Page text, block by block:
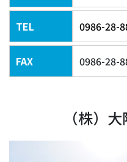
TEL 0986-28-
FAX 0986-28-
（株）